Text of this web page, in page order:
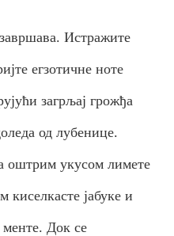
Истражите
егзотичне ноте
загрљај грожђа
од лубенице.
оштрим укусом лимете
јабуке и
менте. Док се